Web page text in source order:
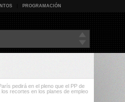
PROGRAMACIÓN
pedirá en el pleno que el PP de
recortes en los planes de empleo